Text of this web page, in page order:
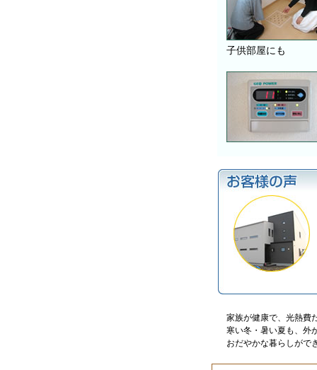
子供部屋にも
家族が健康で、光熱費
寒い冬・暑い夏も、外
おだやかな暮らしがで